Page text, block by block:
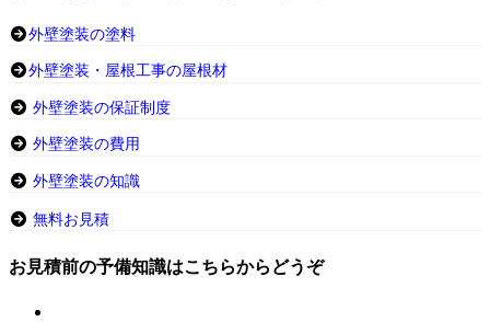
外壁塗装の塗料
外壁塗装・屋根工事の屋根材
外壁塗装の保証制度
外壁塗装の費用
外壁塗装の知識
無料お見積
お見積前の予備知識はこちらからどうぞ